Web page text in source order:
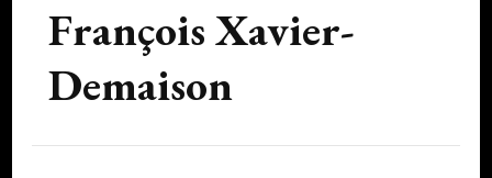
François Xavier-
Demaison